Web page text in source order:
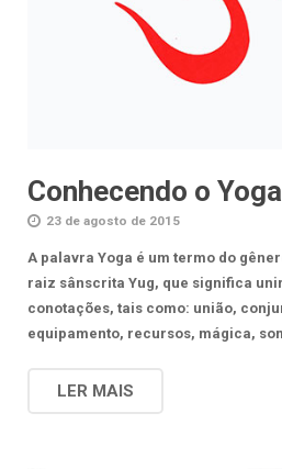
Conhecendo o Yoga
23 de agosto de 2015
A palavra Yoga é um termo do
raiz sânscrita Yug, que significa
conotações, tais como: união,
equipamento, recursos, mágica,
LER MAIS